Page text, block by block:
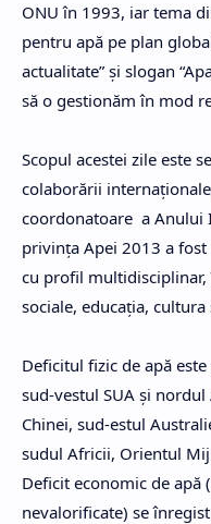
ONU în 1993, iar tema
pentru apă pe plan
actualitate” şi slogan
să o gestionăm în mod
Scopul acestei zile este
colaborării
coordonatoare a Anului
privinţa Apei 2013 a fost
cu profil
sociale, educaţia,
Deficitul fizic de apă
sud-vestul SUA şi
Chinei, sud-estul
sudul Africii, Orientul
Deficit economic de apă
nevalorificate) se